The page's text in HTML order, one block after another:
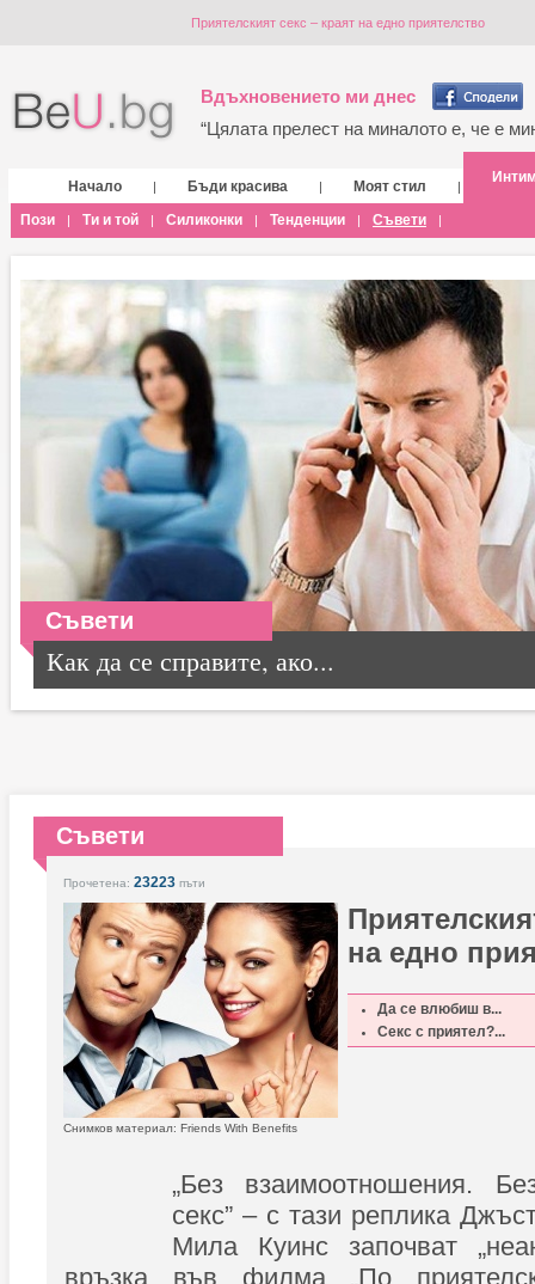
Приятелският секс – краят на едно приятелство
Вдъхновението ми днес
“Цялата прелест на миналото е, че е
Начало | Бъди красива | Моят стил |
Пози | Ти и той | Силиконки | Тенденции | Съвети |
Съвети
Как да се справите, ако...
Съвети
Прочетена: 23223 пъти
на едно
Да се влюбиш в...
Секс с приятел?...
Снимков материал: Friends With Benefits
„Без взаимоотношения.
секс” – с тази реплика
Мила Куинс започват
връзка във филма „По